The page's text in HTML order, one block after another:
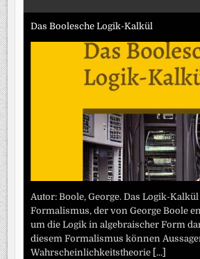
Das Boolesche Logik-Kalkül
Autor: Boole, George. Das Logik-
Formalismus, der von George Boole
um die Logik in algebraischer Form
diesem Formalismus können
Wahrscheinlichkeitstheorie [...]